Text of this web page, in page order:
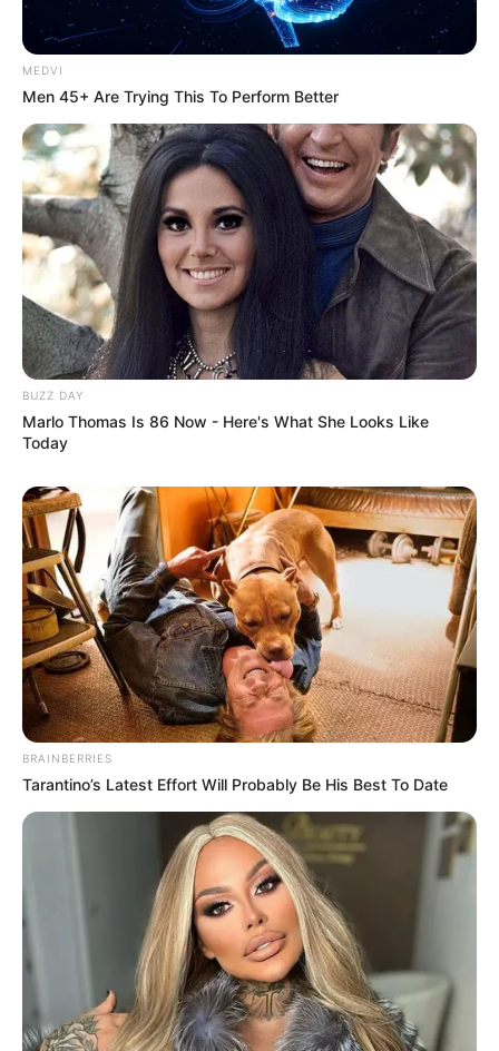
MEDVI
Men 45+ Are Trying This To Perform Better
BUZZ DAY
Marlo Thomas Is 86 Now - Here's What She Looks Like
Today
BRAINBERRIES
Tarantino’s Latest Effort Will Probably Be His Best To Date